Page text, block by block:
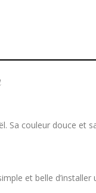
Sa couleur douce et
et belle d’installer